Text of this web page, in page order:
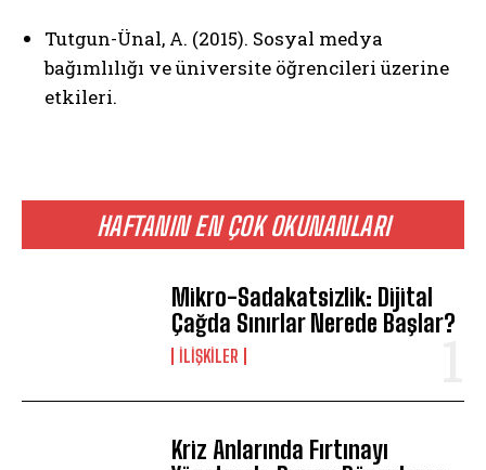
HAFTANIN EN ÇOK OKUNANLARI
Mikro-Sadakatsizlik: Dijital
Çağda Sınırlar Nerede Başlar?
İLIŞKILER
Kriz Anlarında Fırtınayı
Tutgun-Ünal, A. (2015). Sosyal medya
bağımlılığı ve üniversite öğrencileri üzerine
etkileri.